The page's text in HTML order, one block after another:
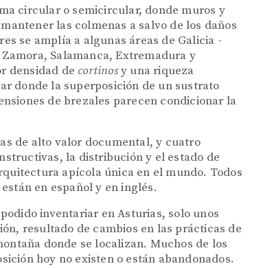
circular o semicircular, donde muros y
las colmenas a salvo de los daños
se amplía a algunas áreas de Galicia -
Salamanca, Extremadura y
densidad de cortinosy una riqueza
donde la superposición de un sustrato
de brezales parecen condicionar la
de alto valor documental, y cuatro
la distribución y el estado de
apícola única en el mundo. Todos
en español y en inglés.
inventariar en Asturias, solo unos
resultado de cambios en las prácticas de
donde se localizan. Muchos de los
hoy no existen o están abandonados.